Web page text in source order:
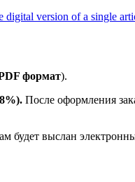
digital version of a single
формат).
После оформления
будет выслан